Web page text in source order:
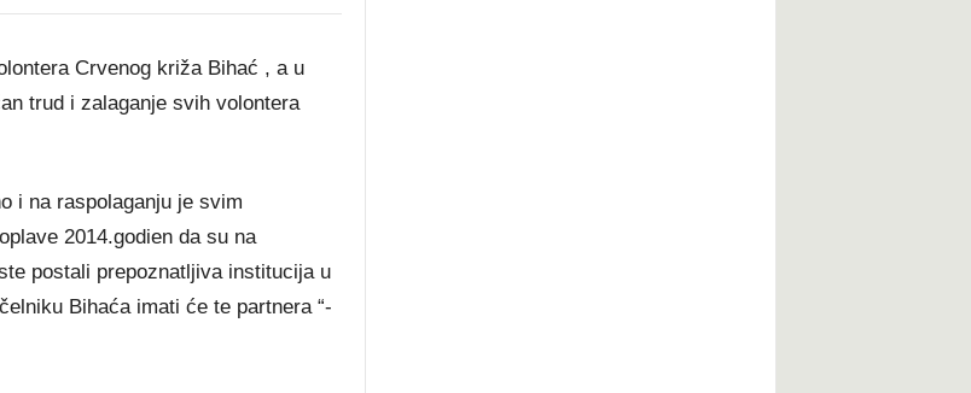
Crvenog križa Bihać , a u
trud i zalaganje svih volontera
i na raspolaganju je svim
2014.godien da su na
postali prepoznatljiva institucija u
Bihaća imati će te partnera “-